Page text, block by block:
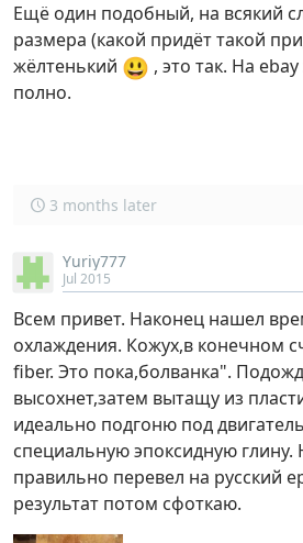
Ещё один подобный, на всякий
размера (какой придёт такой
жёлтенький 😃 , это так. На
полно.
3 months later
Yuriy777
Jul 2015
Всем привет. Наконец нашел
охлаждения. Кожух,в конечном
fiber. Это пока,болванка".
высохнет,затем вытащу из
идеально подгоню под
специальную эпоксидную глину.
правильно перевел на русский
результат потом сфоткаю.